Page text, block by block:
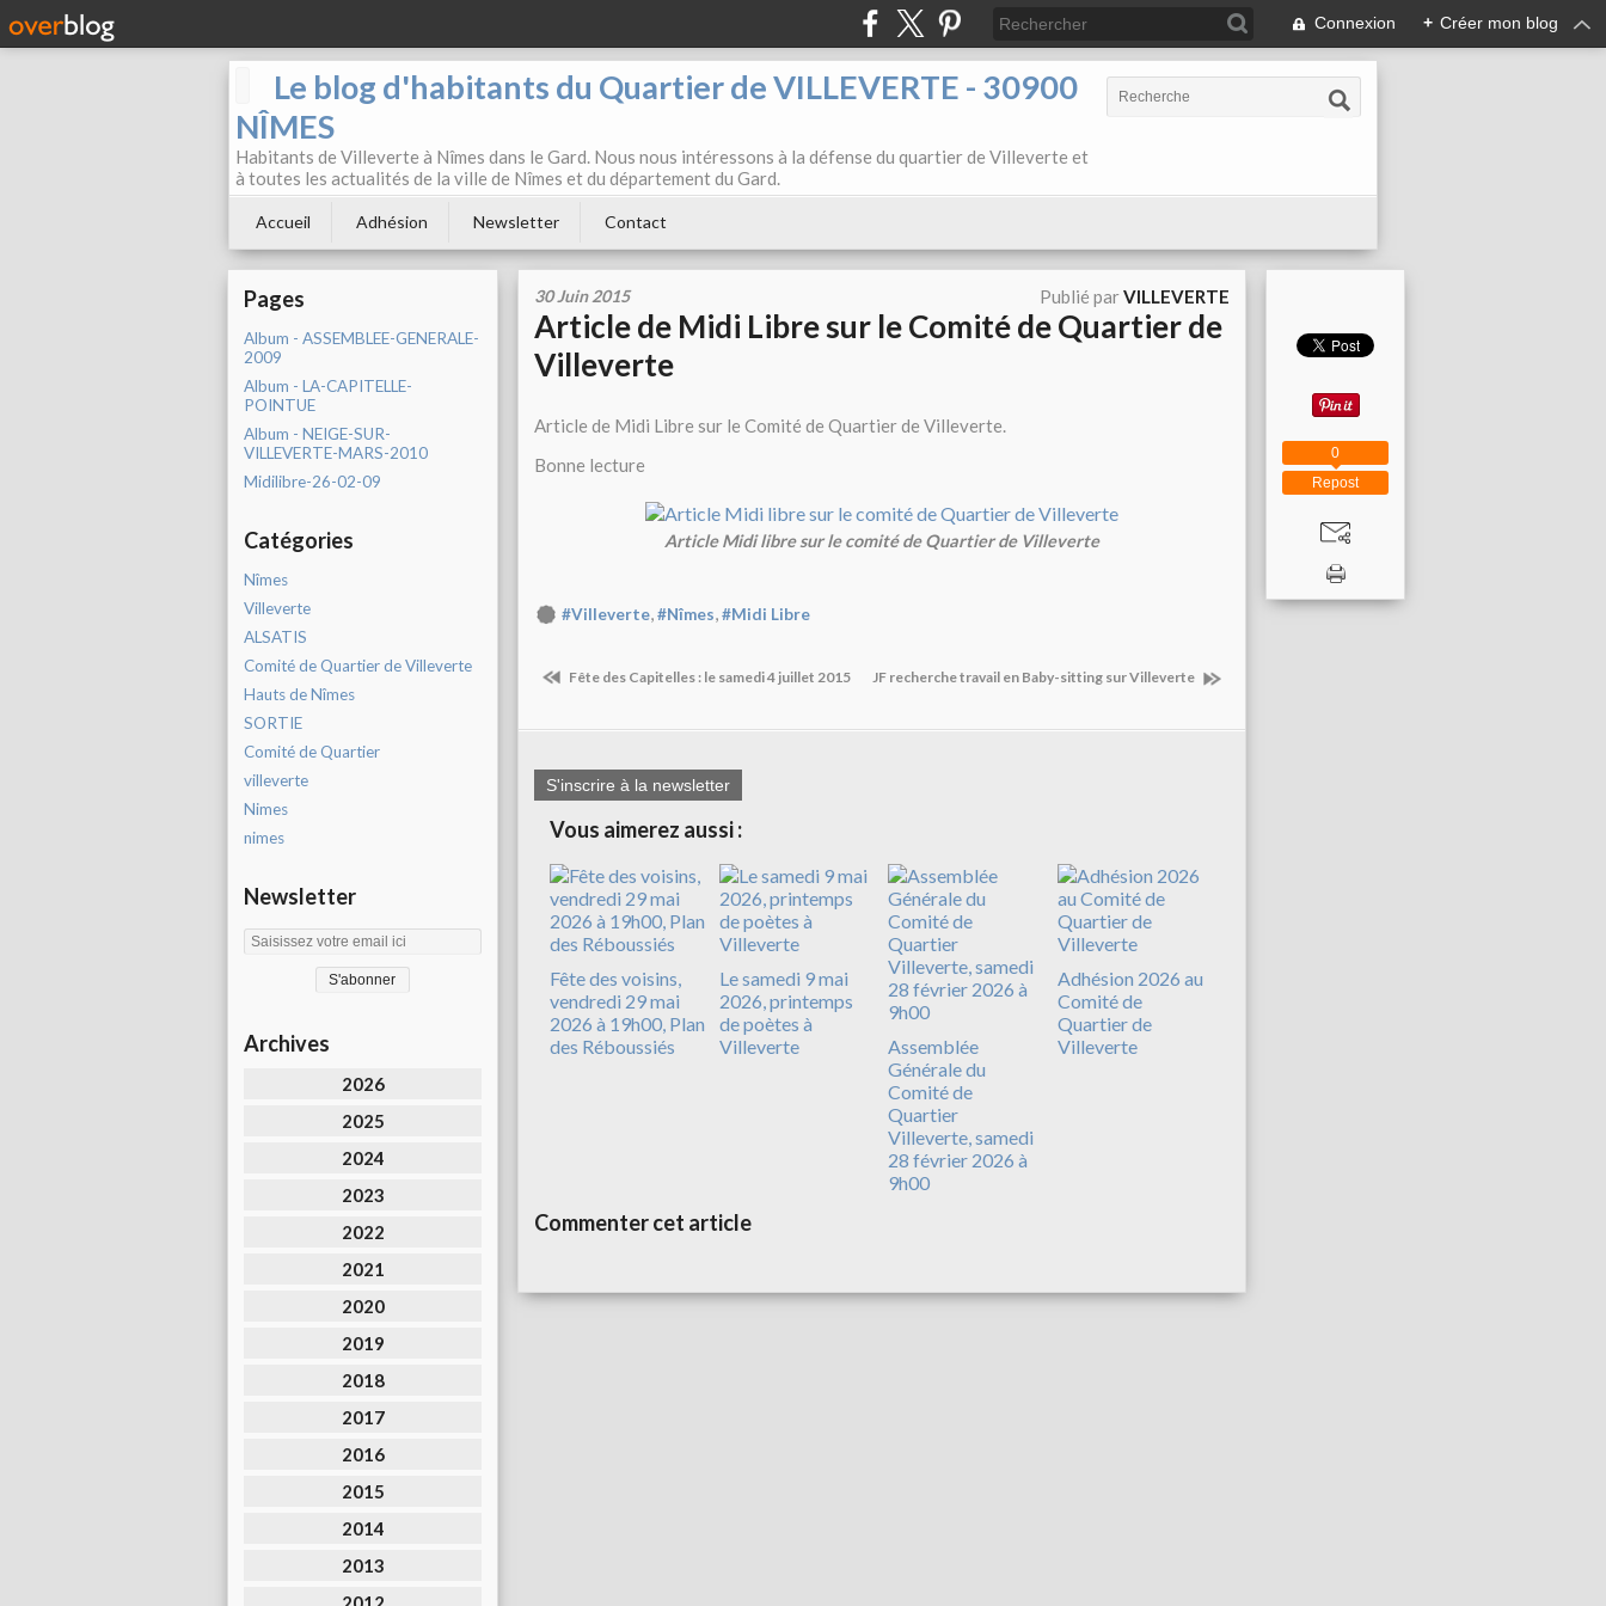
Connexion + Créer mon blog
Le blog d'habitants du Quartier de VILLEVERTE - 30900
NÎMES
Habitants de Villeverte à Nîmes dans le Gard. Nous nous intéressons à la défense du quartier de Villeverte et
à toutes les actualités de la ville de Nîmes et du département du Gard.
Accueil Adhésion Newsletter Contact
Pages
Album - ASSEMBLEE-GENERALE-
2009
Album - LA-CAPITELLE-
POINTUE
Album - NEIGE-SUR-
VILLEVERTE-MARS-2010
Midilibre-26-02-09
Catégories
Nîmes
Villeverte
ALSATIS
Comité de Quartier de Villeverte
Hauts de Nîmes
SORTIE
Comité de Quartier
villeverte
Nimes
nimes
Newsletter
Archives
2026
2025
2024
2023
2022
2021
2020
2019
2018
2017
2016
2015
2014
2013
30 Juin 2015 Publié parVILLEVERTE
Article de Midi Libre sur le Comité de Quartier de
Villeverte
Article de Midi Libre sur le Comité de Quartier de Villeverte.
Bonne lecture
Article Midi libre sur le comité de Quartier de Villeverte
#Villeverte,#Nîmes,#Midi Libre
Fête des Capitelles : le samedi 4 juillet 2015 JF recherche travail en Baby-sitting sur Villeverte
S'inscrire à la newsletter
Vous aimerez aussi :
Fête des voisins,
vendredi 29 mai
2026 à 19h00, Plan
des Réboussiés
Le samedi 9 mai
2026, printemps
de poètes à
Villeverte
Assemblée
Générale du
Comité de
Quartier
Villeverte, samedi
28 février 2026 à
9h00
Adhésion 2026 au
Comité de
Quartier de
Villeverte
Commenter cet article
Repost
0